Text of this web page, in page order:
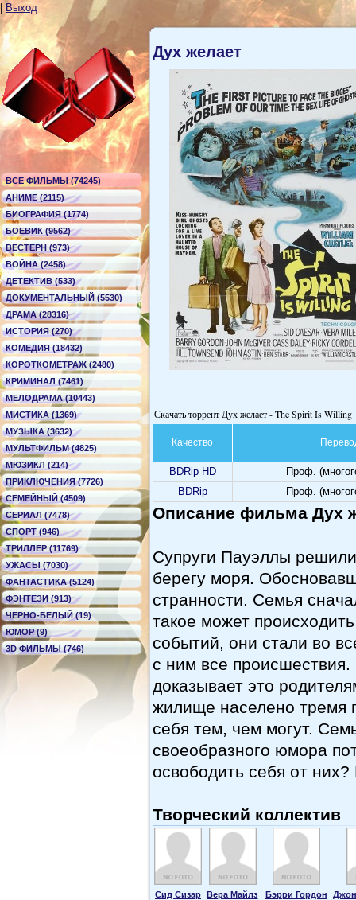
Выход
ВСЕ ФИЛЬМЫ (74245)
АНИМЕ (2115)
БИОГРАФИЯ (1774)
БОЕВИК (9562)
ВЕСТЕРН (973)
ВОЙНА (2458)
ДЕТЕКТИВ (533)
ДОКУМЕНТАЛЬНЫЙ (5530)
ДРАМА (28316)
ИСТОРИЯ (270)
КОМЕДИЯ (18432)
КОРОТКОМЕТРАЖ (2480)
КРИМИНАЛ (7461)
МЕЛОДРАМА (10443)
МИСТИКА (1369)
МУЗЫКА (3632)
МУЛЬТФИЛЬМ (4825)
МЮЗИКЛ (214)
ПРИКЛЮЧЕНИЯ (7726)
СЕМЕЙНЫЙ (4509)
СЕРИАЛ (7478)
СПОРТ (946)
ТРИЛЛЕР (11769)
УЖАСЫ (7030)
ФАНТАСТИКА (5124)
ФЭНТЕЗИ (913)
ЧЕРНО-БЕЛЫЙ (19)
ЮМОР (9)
3D ФИЛЬМЫ (746)
Дух желает
Скачать торрент Дух желает - The Spirit Is Willing
Качество
BDRip HD
Проф.
BDRip
Проф.
Описание фильма Дух
Супруги Пауэллы
берегу моря.
странности. Семья
такое может
событий, они стали во
с ним все
доказывает это
жилище населено тремя
себя тем, чем могут.
своеобразного юмора
освободить себя от
Творческий коллектив
Сид Сизар Вера Майлз Бэрри Гордон